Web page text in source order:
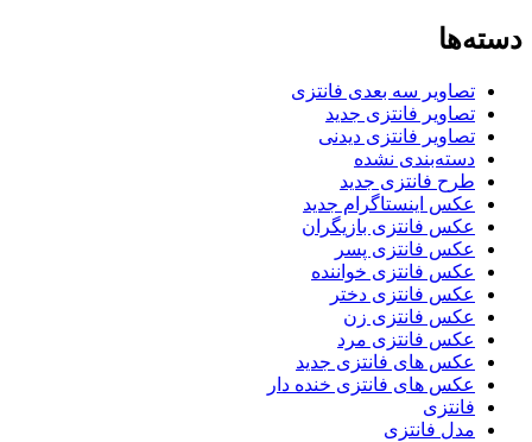
دسته‌ها
تصاویر سه بعدی فانتزی
تصاویر فانتزی جدید
تصاویر فانتزی دیدنی
دسته‌بندی نشده
طرح فانتزی جدید
عکس اینستاگرام جدید
عکس فانتزی بازیگران
عکس فانتزی پسر
عکس فانتزی خواننده
عکس فانتزی دختر
عکس فانتزی زن
عکس فانتزی مرد
عکس های فانتزی جدید
عکس های فانتزی خنده دار
فانتزی
مدل فانتزی